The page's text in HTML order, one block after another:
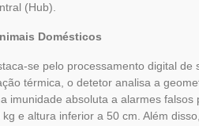
(Hub).
Domésticos
se pelo processamento digital
térmica, o detetor analisa a
imunidade absoluta a alarmes
e altura inferior a 50 cm. Além